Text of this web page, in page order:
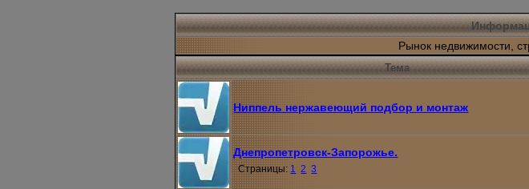
Рынок недвижимости,
Тема
Ниппель нержавеющий подбор и монтаж
Днепропетровск-Запорожье.
Страницы: 1 2 3